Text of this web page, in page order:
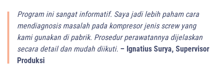
Program ini sangat informatif. Saya jadi lebih paham cara
mendiagnosis masalah pada kompresor jenis screw yang
kami gunakan di pabrik. Prosedur perawatannya dijelaskan
secara detail dan mudah diikuti. – Ignatius Surya, Supervisor
Produksi